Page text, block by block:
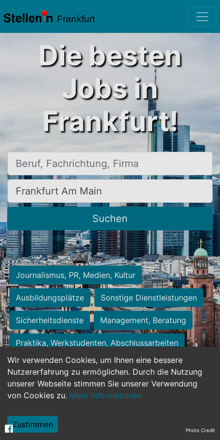
Frankfurt
Wir verwenden Cookies, um Ihnen eine bessere
Nutzererfahrung zu ermöglichen. Durch die Nutzung
unserer Webseite stimmen Sie unserer Verwendung
von Cookies zu. Mehr Informationen
Zustimmen
Die besten
Jobs in
Frankfurt!
Beruf, Fachrichtung, Firma
Ort, Stadt
Suchen
Journalismus, PR, Medien, Kultur
Ausbildungsplätze Sonstige Dienstleistungen
Sicherheitsdienste Management, Beratung
Praktika, Werkstudenten, Abschlussarbeiten
Personalwesen Assistenz, Sekretariat
Hilfskräfte, Aushilfs- und Nebenjobs
Weiterbildung, Studium, duale Ausbildung Photo Credit